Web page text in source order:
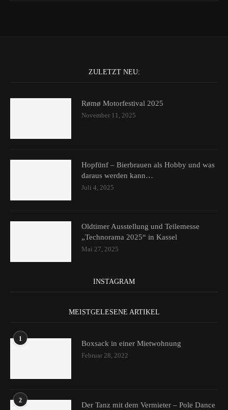
ZULETZT NEU:
Rømø Motorfestival 2025
November 11, 2025
Hopfünf – Bierbrauen als Hobby und was
daraus werden kann…
Juli 4, 2025
Oldtimer Ausstellung und Teilemesse
„Technorama 2025“ in Kassel
Mai 27, 2025
INSTAGRAM
MEISTGELESENE ARTIKEL
1
Boxsack in einer Mietwohnung
Februar 28, 2022
2
Der Tanz mit dem Vermieter – Pole Dance